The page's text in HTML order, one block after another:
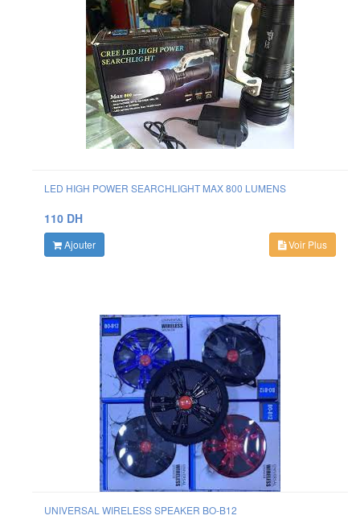
LED HIGH POWER SEARCHLIGHT MAX 800 LUMENS
110 DH
Ajouter Voir Plus
UNIVERSAL WIRELESS SPEAKER BO-B12